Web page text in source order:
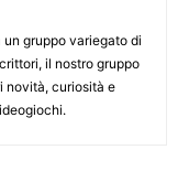
gruppo variegato di
il nostro gruppo
novità, curiosità e